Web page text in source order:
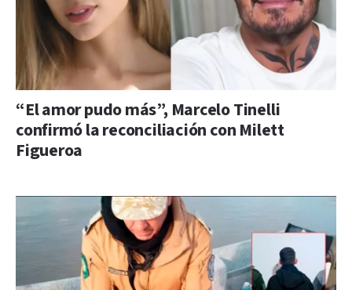
“El amor pudo más”, Marcelo Tinelli
confirmó la reconciliación con Milett
Figueroa